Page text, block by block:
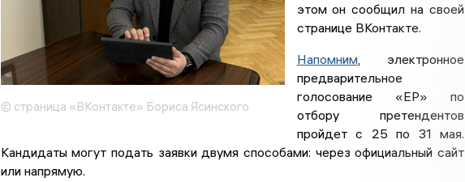
© страница «ВКонтакте» Бориса Ясинского
этом он сообщил на своей
странице ВКонтакте.
Напомним, электронное
предварительное
голосование «ЕР» по
отбору претендентов
пройдет с 25 по 31 мая.
Кандидаты могут подать заявки двумя способами: через официальный сайт
или напрямую.